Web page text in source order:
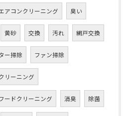
アコンクリーニング 臭い
黄砂 交換 汚れ 網戸交換
ー掃除 ファン掃除
リーニング
ードクリーニング 消臭 除菌